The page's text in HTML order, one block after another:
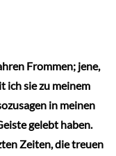
Frommen; jene,
ich sie zu meinem
in meinen
gelebt haben.
Zeiten, die treuen